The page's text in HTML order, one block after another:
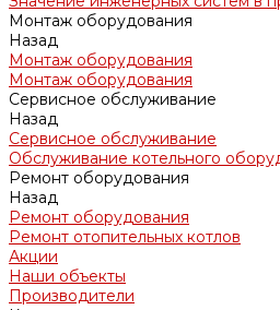
Монтаж оборудования
Назад
Монтаж оборудования
Монтаж оборудования
Сервисное обслуживание
Назад
Сервисное обслуживание
Обслуживание котельного
Ремонт оборудования
Назад
Ремонт оборудования
Ремонт отопительных котлов
Акции
Наши объекты
Производители